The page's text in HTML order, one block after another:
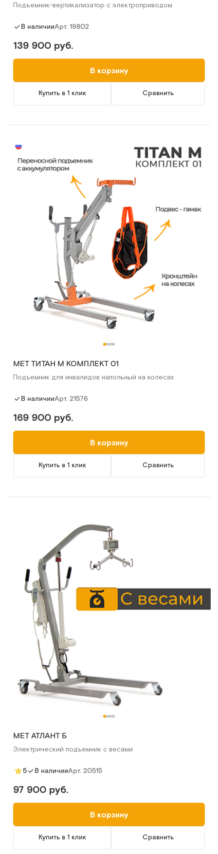
Подъемник-вертикализатор с электроприводом
В наличииАрт. 19802
139 900 руб.
В корзину
Купить в 1 клик Сравнить
MET ТИТАН М КОМПЛЕКТ 01
Подъемник для инвалидов напольный на колесах
В наличииАрт. 21576
169 900 руб.
В корзину
Купить в 1 клик Сравнить
MET АТЛАНТ Б
Электрический подъемник с весами
5 В наличииАрт. 20515
97 900 руб.
В корзину
Купить в 1 клик Сравнить